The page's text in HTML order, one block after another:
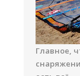
Главное,